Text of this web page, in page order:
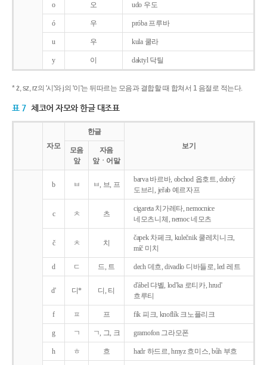
o 오 udo 우도
ó 우 próba 프루바
u 우 kula 쿨라
y 이 daktyl 닥틸
* ż, sz, rz의 '시'와 j의 '이'는 뒤따르는 모음과 결합할 때 합쳐서 1 음절로 적는다.
표 7 체코어 자모와 한글 대조표
자모
한글
보기
모음
앞
자음
앞ㆍ어말
b ㅂ ㅂ, 브, 프
barva 바르바, obchod 옵호트, dobrý
도브리, jeřab 예르자프
c ㅊ 츠
cigareta 치가레타, nemocnice
네모츠니체, nemoc 네모츠
č ㅊ 치
čapek 차페크, kulečnik 쿨레치니크,
míč 미치
d ㄷ 드, 트 dech 데흐, divadlo 디바들로, led 레트
d' 디* 디, 티
d'ábel 댜벨, lod'ka 로티카, hrud'
흐루티
f ㅍ 프 fík 피크, knoflík 크노플리크
g ㄱ ㄱ, 그, 크 gramofon 그라모폰
h ㅎ 흐 hadr 하드르, hmyz 흐미스, bůh 부흐